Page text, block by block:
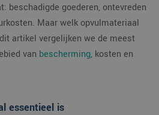
beschadigde goederen, ontevreden
Maar welk opvulmateriaal
artikel vergelijken we de meest
van bescherming, kosten en
essentieel is